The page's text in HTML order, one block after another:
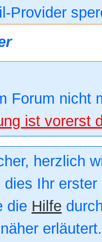
Provider
Forum nicht
ist vorerst
herzlich
dies Ihr
die Hilfe